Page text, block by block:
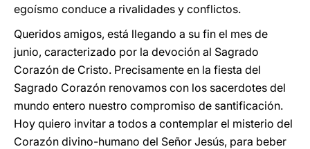
egoísmo conduce a rivalidades y conflictos.
Queridos amigos, está llegando a su fin el mes de
junio, caracterizado por la devoción al Sagrado
Corazón de Cristo. Precisamente en la fiesta del
Sagrado Corazón renovamos con los sacerdotes del
mundo entero nuestro compromiso de santificación.
Hoy quiero invitar a todos a contemplar el misterio del
Corazón divino-humano del Señor Jesús, para beber